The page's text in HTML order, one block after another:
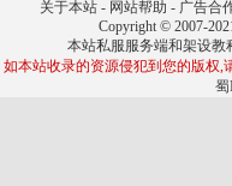
关于本站- 网站帮助 - 广告合
Copyright © 2007-
本站私服服务端和架设教
如本站收录的资源侵犯到您的版权,
蜀